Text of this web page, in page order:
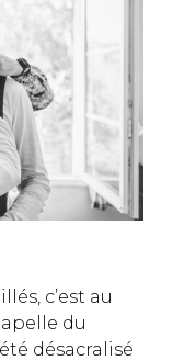
c’est au
du
désacralisé